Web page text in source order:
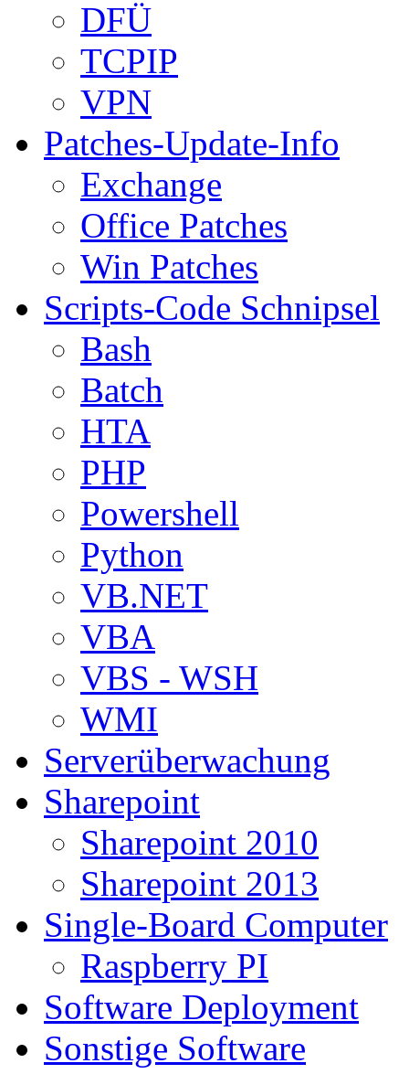
DFÜ
TCPIP
VPN
Patches-Update-Info
Exchange
Office Patches
Win Patches
Scripts-Code Schnipsel
Bash
Batch
HTA
PHP
Powershell
Python
VB.NET
VBA
VBS - WSH
WMI
Serverüberwachung
Sharepoint
Sharepoint 2010
Sharepoint 2013
Single-Board Computer
Raspberry PI
Software Deployment
Sonstige Software